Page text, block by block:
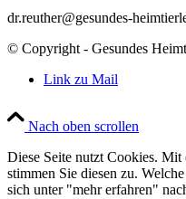
dr.reuther@gesundes-
© Copyright - Gesundes
Link zu Mail
Nach oben scrollen
Diese Seite nutzt Cookies.
stimmen Sie diesen zu.
sich unter "mehr erfahren"